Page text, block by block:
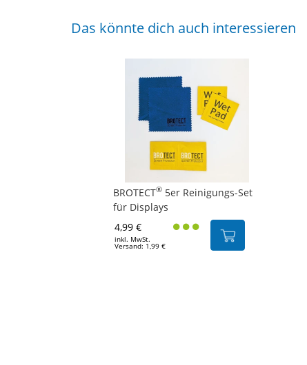
Das könnte dich auch interessieren
BROTECT®5er Reinigungs-Set
für Displays
4,99 €
inkl. MwSt.
Versand: 1,99 €